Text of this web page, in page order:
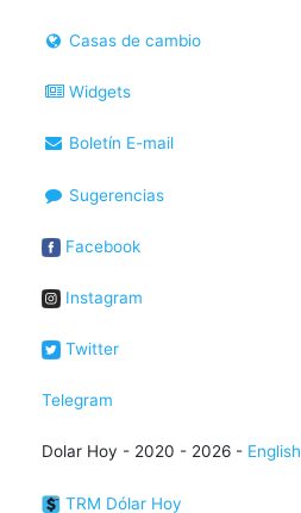
Casas de cambio
Widgets
Boletín E-mail
Sugerencias
Facebook
Instagram
Twitter
Telegram
Dolar Hoy - 2020 - 2026 - English
TRM Dólar Hoy